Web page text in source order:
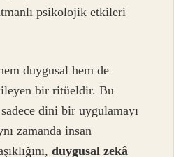
psikolojik etkileri
duygusal hem de
bir ritüeldir. Bu
dini bir uygulamayı
zamanda insan
duygusal zekâ